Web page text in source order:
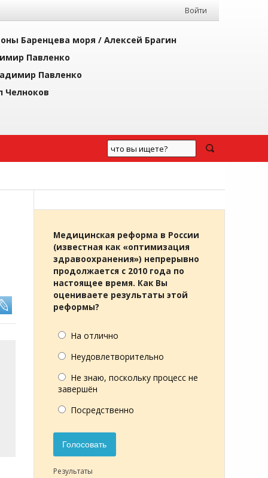
Войти
Баренцева моря / Алексей Брагин
Павленко
Павленко
Челноков
Медицинская реформа в России
(известная как «оптимизация
здравоохранения») непрерывно
продолжается с 2010 года по
настоящее время. Как Вы
оцениваете результаты этой
реформы?
На отлично
Неудовлетворительно
Не знаю, поскольку процесс не
завершён
Посредственно
Голосовать
Результаты